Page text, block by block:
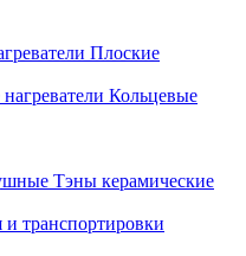
Плоские
Кольцевые
Тэны керамические
транспортировки